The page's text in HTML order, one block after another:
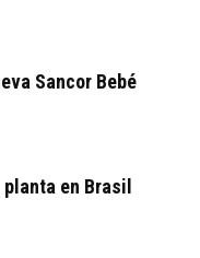
Sancor Bebé
en Brasil